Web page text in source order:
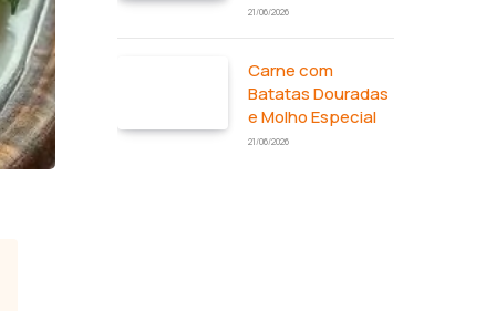
21/06/2026
Carne com
Batatas Douradas
e Molho Especial
21/06/2026